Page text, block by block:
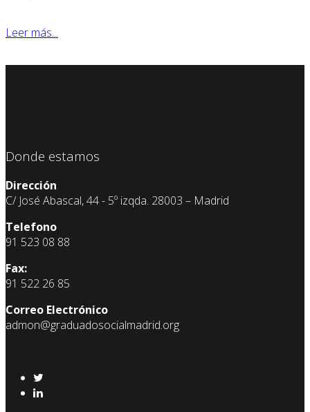
Leer más...
Donde estamos
Dirección
C/ José Abascal, 44 - 5º izqda. 28003 – Madrid
Telefono
91 523 08 88
Fax:
91 522 26 85
Correo Electrónico
admon@graduadosocialmadrid.org